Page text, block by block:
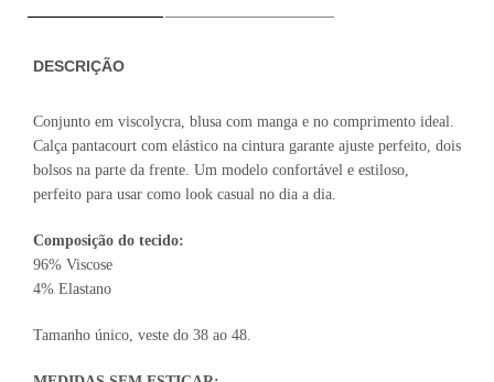
DESCRIÇÃO
Conjunto em viscolycra, blusa com manga e no comprimento ideal.
Calça pantacourt com elástico na cintura garante ajuste perfeito, dois
bolsos na parte da frente. Um modelo confortável e estiloso,
perfeito para usar como look casual no dia a dia.
Composição do tecido:
96% Viscose
4% Elastano
Tamanho único, veste do 38 ao 48.